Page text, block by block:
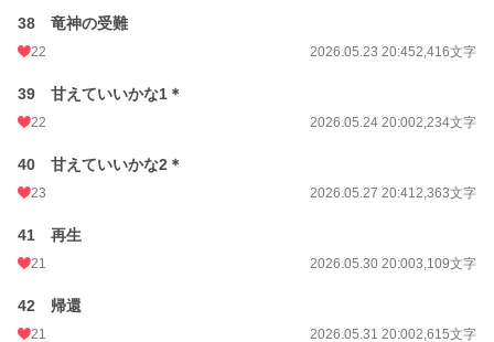
38 竜神の受難
22 2026.05.23 20:452,416文字
39 甘えていいかな1＊
22 2026.05.24 20:002,234文字
40 甘えていいかな2＊
23 2026.05.27 20:412,363文字
41 再生
21 2026.05.30 20:003,109文字
42 帰還
21 2026.05.31 20:002,615文字